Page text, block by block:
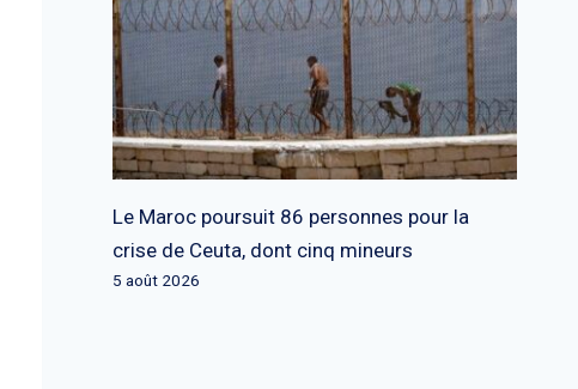
Le Maroc poursuit 86 personnes pour la
crise de Ceuta, dont cinq mineurs
5 août 2026